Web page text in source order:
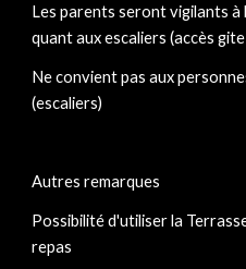
Les parents seront vigilants
quant aux escaliers (accès
Ne convient pas aux
(escaliers)
Autres remarques
Possibilité d'utiliser la
repas